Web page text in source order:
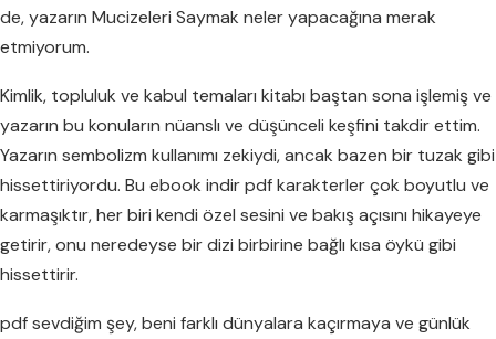
de, yazarın Mucizeleri Saymak neler yapacağına merak
etmiyorum.
Kimlik, topluluk ve kabul temaları kitabı baştan sona işlemiş ve
yazarın bu konuların nüanslı ve düşünceli keşfini takdir ettim.
Yazarın sembolizm kullanımı zekiydi, ancak bazen bir tuzak gibi
hissettiriyordu. Bu ebook indir pdf karakterler çok boyutlu ve
karmaşıktır, her biri kendi özel sesini ve bakış açısını hikayeye
getirir, onu neredeyse bir dizi birbirine bağlı kısa öykü gibi
hissettirir.
pdf sevdiğim şey, beni farklı dünyalara kaçırmaya ve günlük